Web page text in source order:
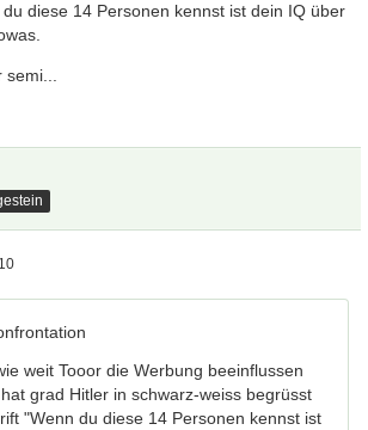
diese 14 Personen kennst ist dein IQ über
semi...
weit Tooor die Werbung beeinflussen
grad Hitler in schwarz-weiss begrüsst
"Wenn du diese 14 Personen kennst ist